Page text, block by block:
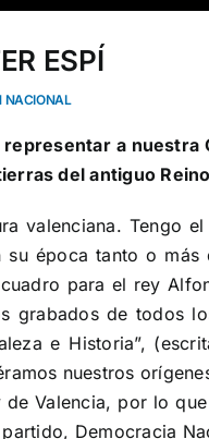
ESPÍ
NACIONAL
a nuestra
del antiguo
valenciana. Tengo
época tanto o
para el rey
grabados de todos
e Historia”,
nuestros
Valencia, por lo
Democracia